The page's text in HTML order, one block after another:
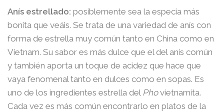
Anís estrellado: posiblemente sea la especia más
bonita que veáis. Se trata de una variedad de anís con
forma de estrella muy común tanto en China como en
Vietnam. Su sabor es más dulce que el del anís común
y también aporta un toque de acidez que hace que
vaya fenomenal tanto en dulces como en sopas. Es
uno de los ingredientes estrella del Phovietnamita.
Cada vez es más común encontrarlo en platos de la